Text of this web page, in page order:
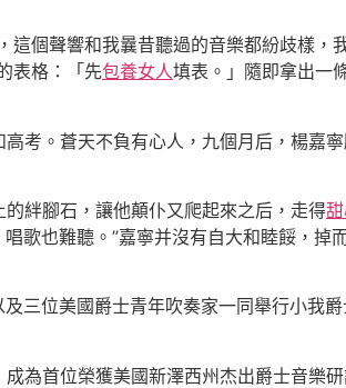
個聲響和我曩昔聽過的音樂都紛歧樣，
表格：「先包養女人填表。」隨即拿出一
。蒼天不負有心人，九個月后，楊嘉寧
絆腳石，讓他顛仆又爬起來之后，走得
歌也難聽。”嘉寧并沒有自大和睦餒，掉
三位美國爵士青年吹奏家一同舉行小我爵
首位榮獲美國新澤西州杰出爵士音樂研